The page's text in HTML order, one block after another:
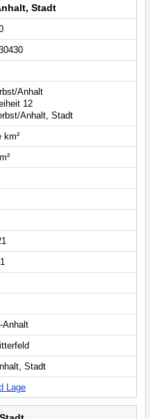
Stadt
Anhalt
12
Anhalt, Stadt
km²
Anhalt
Stadt
Lage